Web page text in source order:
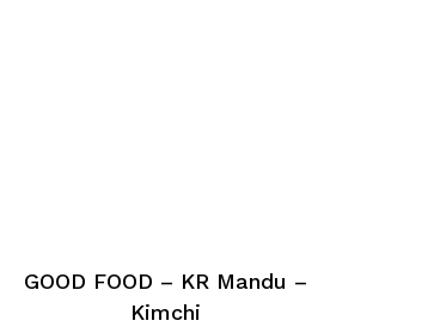
GOOD FOOD – KR Mandu –
Kimchi